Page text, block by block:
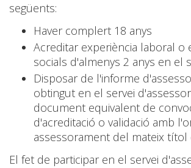
següents:
Haver complert 18 anys
Acreditar experiència laboral o
socials d'almenys 2 anys en el
Disposar de l'informe
obtingut en el servei
document equivalent de
d'acreditació o validació amb
assessorament del mateix
El fet de participar en el servei